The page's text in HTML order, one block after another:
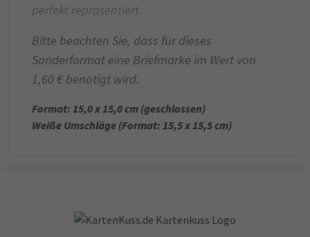
perfekt repräsentiert.
Bitte beachten Sie, dass für dieses
Sonderformat eine Briefmarke im Wert von
1,60 € benötigt wird.
Format: 15,0 x 15,0 cm (geschlossen)
Weiße Umschläge (Format: 15,5 x 15,5 cm)